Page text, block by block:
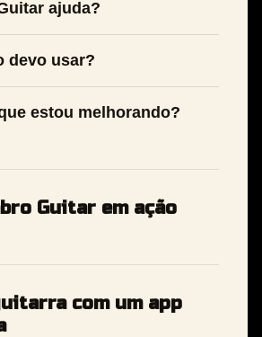
ajuda?
devo usar?
estou melhorando?
Guitar em ação
com um app